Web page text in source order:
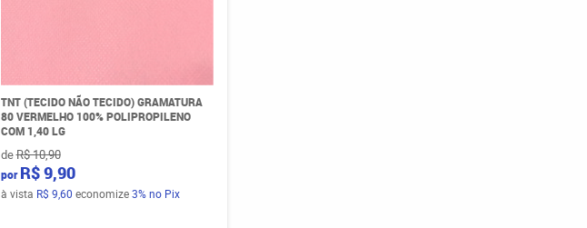
TNT (TECIDO NÃO TECIDO) GRAMATURA
80 VERMELHO 100% POLIPROPILENO
COM 1,40 LG
deR$ 10,90
por R$ 9,90
à vista R$ 9,60 economize3% no Pix